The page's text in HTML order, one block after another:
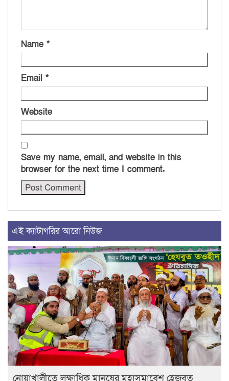
Name *
Email *
Website
Save my name, email, and website in this
browser for the next time I comment.
এই ক্যাটাগরির আরো নিউজ